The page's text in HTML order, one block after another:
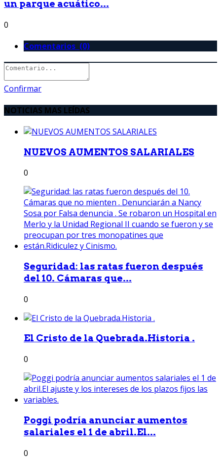
un parque acuático...
0
Comentarios (0)
Confirmar
NOTICIAS MAS LEÍDAS
NUEVOS AUMENTOS SALARIALES
0
Seguridad: las ratas fueron después
del 10. Cámaras que...
0
El Cristo de la Quebrada.Historia .
0
Poggi podría anunciar aumentos
salariales el 1 de abril.El...
0